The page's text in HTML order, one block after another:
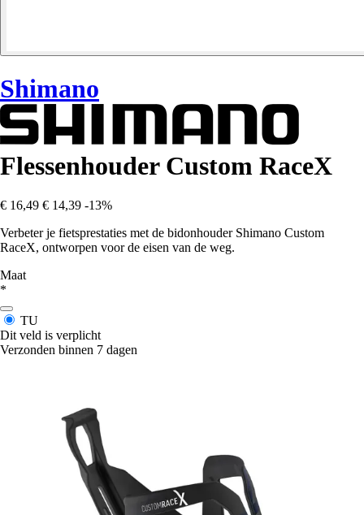
Shimano
Flessenhouder Custom RaceX
€ 16,49 € 14,39 -13%
Verbeter je fietsprestaties met de bidonhouder Shimano Custom
RaceX, ontworpen voor de eisen van de weg.
Maat
*
TU
Dit veld is verplicht
Verzonden binnen 7 dagen